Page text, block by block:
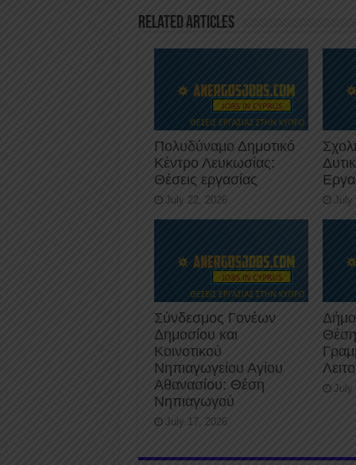
o
k
Related Articles
Πολυδύναμο Δημοτικό
Κέντρο Λευκωσίας:
Θέσεις εργασίας
July 22, 2026 July
Σύνδεσμος Γονέων
Δημοσίου και
Κοινοτικού
Νηπιαγωγείου Αγίου
Αθανασίου: Θέση
Νηπιαγωγού
July 17, 2026
July